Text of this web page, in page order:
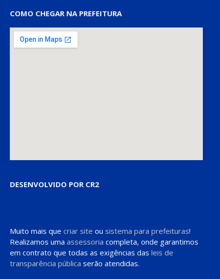
COMO CHEGAR NA PREFEITURA
DESENVOLVIDO POR CR2
Muito mais que criar site ou sistema para prefeituras!
Realizamos uma assessoria completa, onde garantimos
em contrato que todas as exigências das leis de
transparência pública serão atendidas.